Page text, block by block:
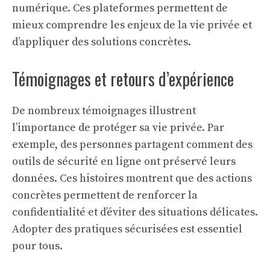
numérique. Ces plateformes permettent de
mieux comprendre les enjeux de la vie privée et
d’appliquer des solutions concrètes.
Témoignages et retours d’expérience
De nombreux témoignages illustrent
l’importance de protéger sa vie privée. Par
exemple, des personnes partagent comment des
outils de sécurité en ligne ont préservé leurs
données. Ces histoires montrent que des actions
concrètes permettent de renforcer la
confidentialité et d’éviter des situations délicates.
Adopter des pratiques sécurisées est essentiel
pour tous.